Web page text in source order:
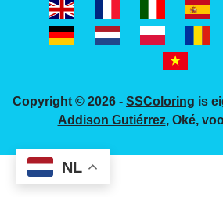
Copyright © 2026 - SSColoring is
Addison Gutiérrez, Oké,
NL